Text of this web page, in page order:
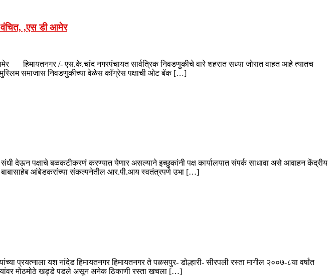
वंचित, ,एस डी आमेर
हिमायतनगर /- एस.के.चांद नगरपंचायत सार्वत्रिक निवडणुकीचे वारे शहरात सध्या जोरात वाहत आहे त्यातच
मुस्लिम समाजास निवडणुकीच्या वेळेस काँग्रेस पक्षाची ओट बॅक […]
संधी देऊन पक्षाचे बळकटीकरणं करण्यात येणार असल्याने इच्छुकांनी पक्ष कार्यालयात संपर्क साधावा असे आवाहन केंद्रीय
बाबासाहेब आंबेडकरांच्या संकल्पनेतील आर.पी.आय स्वतंत्रपणे उभा […]
प्रयत्नाला यश नांदेड हिमायतनगर हिमायतनगर ते पळसपुर- डोल्हारी- सीरपली रस्ता मागील २००७-८या वर्षांत
मोठमोठे खड्डे पडले असून अनेक ठिकाणी रस्ता खचला […]